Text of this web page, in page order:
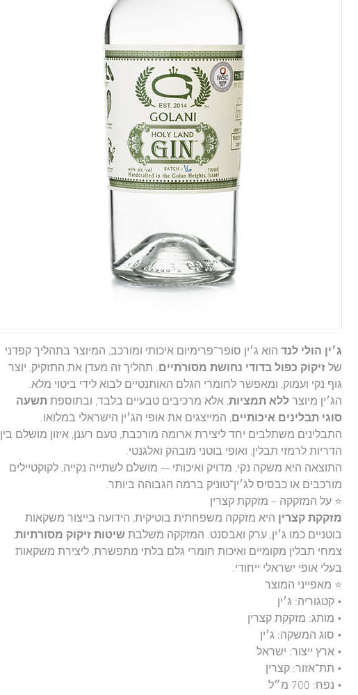
ג׳ין הולי לנד הוא ג׳ין סופר־פרימיום איכותי ומורכב, המיוצר בתהליך קפדני
של זיקוק כפול בדודי נחושת מסורתיים. תהליך זה מעדן את התזקיק, יוצר
גוף נקי ועמוק, ומאפשר לחומרי הגלם האותנטיים לבוא לידי ביטוי מלא.
הג׳ין מיוצר ללא תמציות, אלא מרכיבים טבעיים בלבד, ובתוספת תשעה
סוגי תבלינים איכותיים, המייצגים את אופי הג׳ין הישראלי במלואו.
התבלינים משתלבים יחד ליצירת ארומה מורכבת, טעם רענן, איזון מושלם בין
הדריות לרמזי תבלין, ואופי בוטני מובהק ואלגנטי.
התוצאה היא משקה נקי, מדויק ואיכותי — מושלם לשתייה נקייה, לקוקטיילים
מורכבים או כבסיס לג׳ין־טוניק ברמה הגבוהה ביותר.
⭐ על המזקקה – מזקקת קצרין
מזקקת קצרין היא מזקקה משפחתית בוטיקית, הידועה בייצור משקאות
בוטניים כמו ג׳ין, ערק ואבסנט. המזקקה משלבת שיטות זיקוק מסורתיות,
צמחי תבלין מקומיים ואיכות חומרי גלם בלתי מתפשרת, ליצירת משקאות
בעלי אופי ישראלי ייחודי.
⭐ מאפייני המוצר
• קטגוריה: ג׳ין
• מותג: מזקקת קצרין
• סוג המשקה: ג׳ין
• ארץ ייצור: ישראל
• תת־אזור: קצרין
• נפח: 700 מ״ל